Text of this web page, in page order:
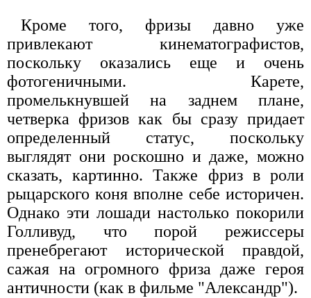
Кроме того, фризы давно уже
привлекают кинематографистов,
поскольку оказались еще и очень
фотогеничными. Карете,
промелькнувшей на заднем плане,
четверка фризов как бы сразу придает
определенный статус, поскольку
выглядят они роскошно и даже, можно
сказать, картинно. Также фриз в роли
рыцарского коня вполне себе историчен.
Однако эти лошади настолько покорили
Голливуд, что порой режиссеры
пренебрегают исторической правдой,
сажая на огромного фриза даже героя
античности (как в фильме "Александр").